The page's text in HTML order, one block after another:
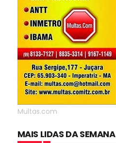
Multas.com
MAIS LIDAS DA SEMANA